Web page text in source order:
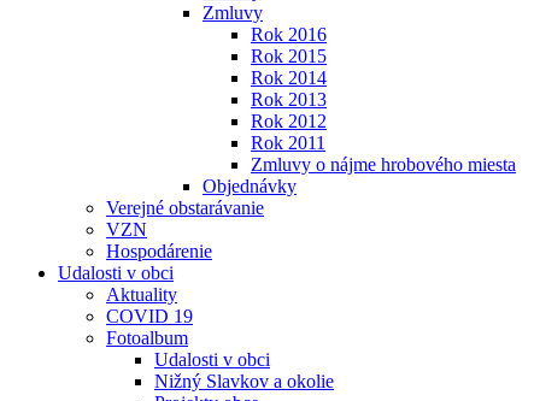
Zmluvy
Rok 2016
Rok 2015
Rok 2014
Rok 2013
Rok 2012
Rok 2011
Zmluvy o nájme hrobového miesta
Objednávky
Verejné obstarávanie
VZN
Hospodárenie
Udalosti v obci
Aktuality
COVID 19
Fotoalbum
Udalosti v obci
Nižný Slavkov a okolie